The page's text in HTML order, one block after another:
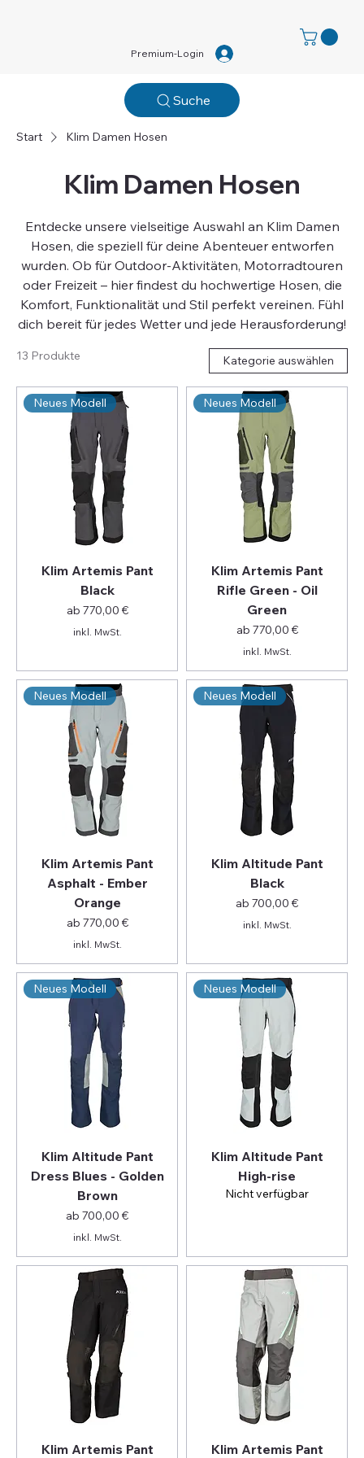
Premium-Login
Suche
Start Klim Damen Hosen
Klim Damen Hosen
Entdecke unsere vielseitige Auswahl an Klim Damen
Hosen, die speziell für deine Abenteuer entworfen
wurden. Ob für Outdoor-Aktivitäten, Motorradtouren
oder Freizeit – hier findest du hochwertige Hosen, die
Komfort, Funktionalität und Stil perfekt vereinen. Fühl
dich bereit für jedes Wetter und jede Herausforderung!
13 Produkte Kategorie auswählen
Neues Modell
Klim Artemis Pant
Black
ab 770,00 €
Sale-Preis
inkl. MwSt.
Neues Modell
Klim Artemis Pant
Rifle Green - Oil
Green
ab 770,00 €
Sale-Preis
inkl. MwSt.
Neues Modell
Klim Artemis Pant
Asphalt - Ember
Orange
ab 770,00 €
Sale-Preis
inkl. MwSt.
Neues Modell
Klim Altitude Pant
Black
ab 700,00 €
Sale-Preis
inkl. MwSt.
Neues Modell
Klim Altitude Pant
Dress Blues - Golden
Brown
ab 700,00 €
Sale-Preis
inkl. MwSt.
Neues Modell
Klim Altitude Pant
High-rise
Nicht verfügbar
Klim Artemis Pant Klim Artemis Pant